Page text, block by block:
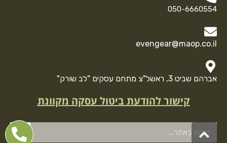
050-6660554
evengear@maop.co.il
אברהם שביט 3, ראשל"צ מתחם עסקים "לב שורק"
קישור להודעת ביטול עסקה מקוונת
גלילה